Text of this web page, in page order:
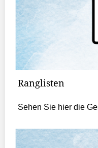
Ranglisten
Sehen Sie hier die